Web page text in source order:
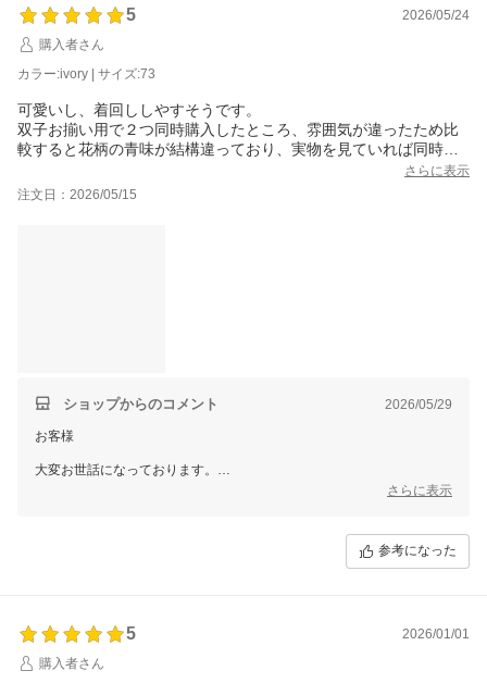
5
2026/05/24
購入者さん
カラー:ivory | サイズ:73
可愛いし、着回ししやすそうです。
双子お揃い用で２つ同時購入したところ、雰囲気が違ったため比
較すると花柄の青味が結構違っており、実物を見ていれば同時購
→口コミをご覧いただき、類似する雰囲気の商品に交換していた
さらに表示
注文日：2026/05/15
ショップからのコメント 2026/05/29
お客様
大変お世話になっております。
またレビューのご投稿にて貴重なご意見をいただき誠にありがとうござ
花柄の色味に差があり、ご期待に沿うことができず大変申し訳ございま
せん。
さらに表示
参考になった
5
2026/01/01
購入者さん